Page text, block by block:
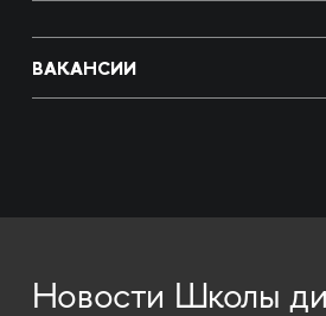
ВАКАНСИИ
Новости Школы